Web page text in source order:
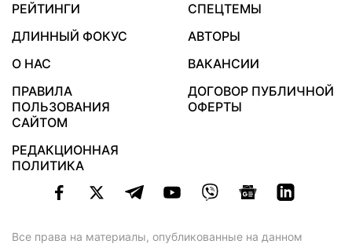
РЕЙТИНГИ
СПЕЦТЕМЫ
ДЛИННЫЙ ФОКУС
АВТОРЫ
О НАС
ВАКАНСИИ
ПРАВИЛА
ПОЛЬЗОВАНИЯ
САЙТОМ
ДОГОВОР ПУБЛИЧНОЙ
ОФЕРТЫ
РЕДАКЦИОННАЯ
ПОЛИТИКА
Все права на материалы, опубликованные на данном